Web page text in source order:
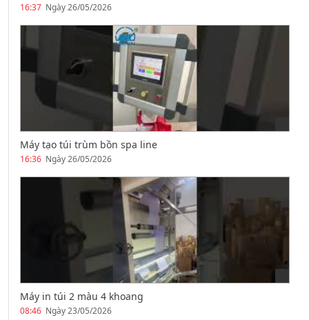
16:37 Ngày 26/05/2026
Máy tạo túi trùm bồn spa line
16:36 Ngày 26/05/2026
Máy in túi 2 màu 4 khoang
08:46 Ngày 23/05/2026